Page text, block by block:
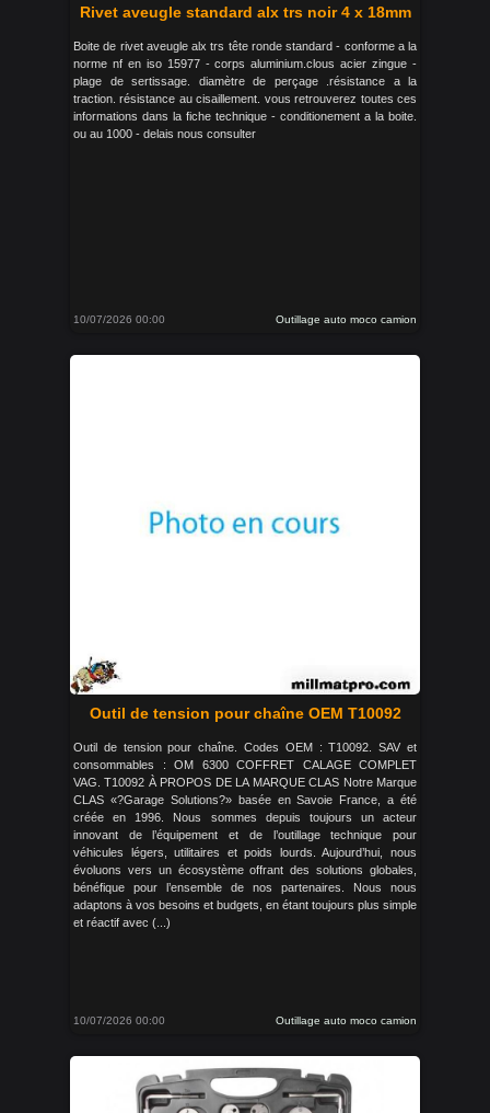
Rivet aveugle standard alx trs noir 4 x 18mm
Boite de rivet aveugle alx trs tête ronde standard - conforme a la
norme nf en iso 15977 - corps aluminium.clous acier zingue -
plage de sertissage. diamètre de perçage .résistance a la
traction. résistance au cisaillement. vous retrouverez toutes ces
informations dans la fiche technique - conditionement a la boite.
ou au 1000 - delais nous consulter
10/07/2026 00:00 Outillage auto moco camion
Outil de tension pour chaîne OEM T10092
Outil de tension pour chaîne. Codes OEM : T10092. SAV et
consommables : OM 6300 COFFRET CALAGE COMPLET
VAG. T10092 À PROPOS DE LA MARQUE CLAS Notre Marque
CLAS «?Garage Solutions?» basée en Savoie France, a été
créée en 1996. Nous sommes depuis toujours un acteur
innovant de l’équipement et de l’outillage technique pour
véhicules légers, utilitaires et poids lourds. Aujourd’hui, nous
évoluons vers un écosystème offrant des solutions globales,
bénéfique pour l’ensemble de nos partenaires. Nous nous
adaptons à vos besoins et budgets, en étant toujours plus simple
et réactif avec (...)
10/07/2026 00:00 Outillage auto moco camion